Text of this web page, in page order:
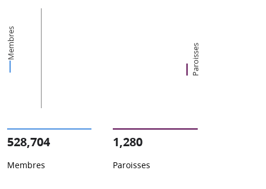
Membres Paroisses
528,704
Membres
1,280
Paroisses